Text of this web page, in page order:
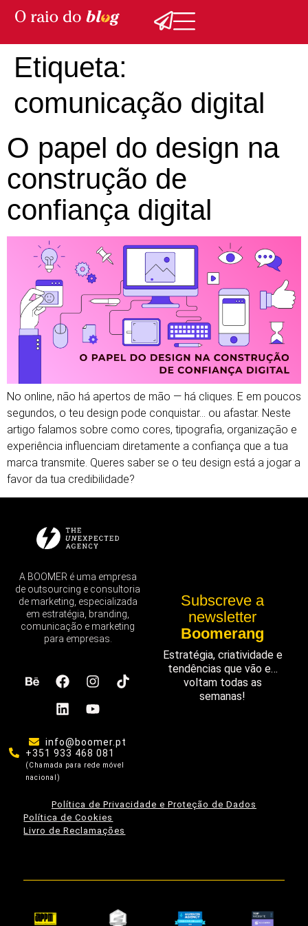
Etiqueta:
comunicação digital
O papel do design na
construção de
confiança digital
No online, não há apertos de mão — há cliques. E em poucos
segundos, o teu design pode conquistar… ou afastar. Neste
artigo falamos sobre como cores, tipografia, organização e
experiência influenciam diretamente a confiança que a tua
marca transmite. Queres saber se o teu design está a jogar a
favor da tua credibilidade?
A BOOMER é uma empresa
de outsourcing e consultoria
de marketing, especializada
em estratégia, branding,
comunicação e marketing
para empresas.
info@boomer.pt
+351 933 468 081
(Chamada para rede móvel
nacional)
Subscreve a
newsletter
Boomerang
Estratégia, criatividade e
tendências que vão e…
voltam todas as
semanas!
Política de Privacidade e Proteção de Dados
Política de Cookies
Livro de Reclamações